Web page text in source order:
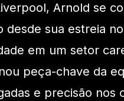
Arnold se
desde sua estreia
em um setor
peça-chave da
e precisão nos